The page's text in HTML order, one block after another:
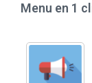
Menu en 1